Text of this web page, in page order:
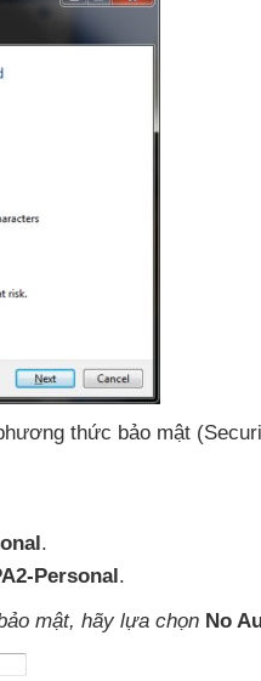
thức bảo mật
.
Personal.
mật, hãy lựa chọn No